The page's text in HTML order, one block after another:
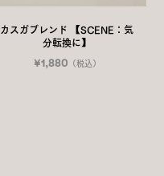
カスガブレンド 【SCENE：気
分転換に】
¥1,880 （税込）